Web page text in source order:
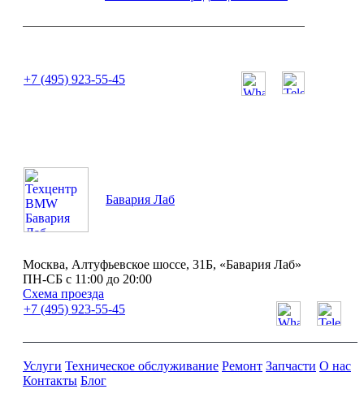
+7 (495) 923-55-45
Бавария Лаб
Москва, Алтуфьевское шоссе, 31Б, «Бавария Лаб»
ПН-СБ с 11:00 до 20:00
Схема проезда
+7 (495) 923-55-45
Услуги Техническое обслуживание Ремонт Запчасти О нас
Контакты Блог